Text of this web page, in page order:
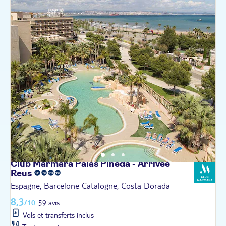
Club Marmara Palas Pineda - Arrivée
Reus
Espagne, Barcelone Catalogne, Costa Dorada
8,3/10 59 avis
Vols et transferts inclus